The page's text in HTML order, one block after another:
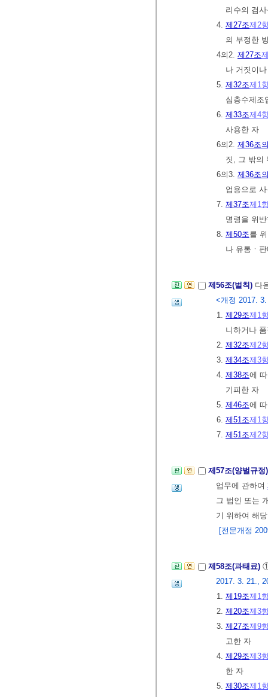
리수의 검
4. 제27조제2
의 부정한
4의2. 제27조
나 거짓이
5. 제32조제1
심층수제조
6. 제33조제4
사용한 자
6의2. 제36조
짓, 그 밖의
6의3. 제36조
업용으로
7. 제37조제1
명령을 위
8. 제50조를
나 유통ㆍ
제56조(벌칙) 다
<개정 2017.
1. 제29조제1
니하거나
2. 제32조제2
3. 제34조제3
4. 제38조에
기피한 자
5. 제46조에
6. 제51조제1
7. 제51조제2
제57조(양벌규
업무에 관하여
그 법인 또는
기 위하여 해
[전문개정
제58조(과태료)
2017. 3. 21.,
1. 제19조제1
2. 제20조제3
3. 제27조제9
고한 자
4. 제29조제3
한 자
5. 제30조제1